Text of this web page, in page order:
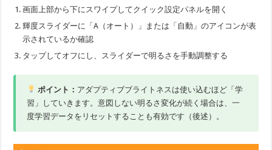
画面上部から下にスワイプしてクイック設定パネルを開く
輝度スライダーに「A（オート）」または「自動」のアイコンが表
示されているか確認
タップしてオフにし、スライダーで明るさを手動調整する
ポイント： アダプティブブライトネスは使い込むほど「学
習」していきます。意図しない明るさ変化が続く場合は、一
度学習データをリセットすることも有効です（後述）。